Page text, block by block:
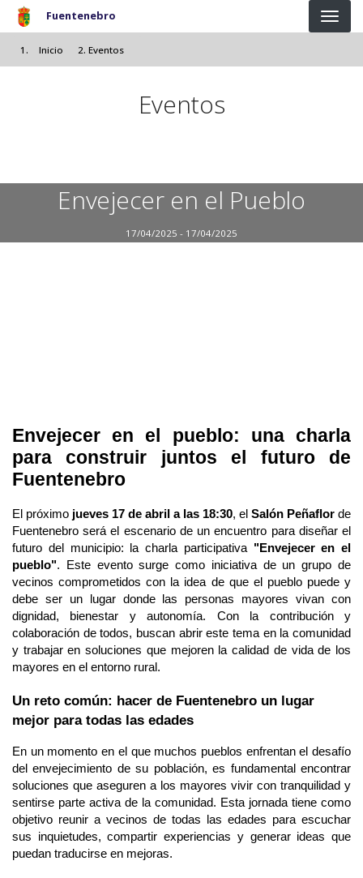
Pasar
al
contenido
principal
Fuentenebro
Inicio Eventos
Eventos
Envejecer en el Pueblo
17/04/2025 - 17/04/2025
Envejecer en el pueblo: una charla
para construir juntos el futuro de
Fuentenebro
El próximo jueves 17 de abril a las 18:30, el Salón Peñaflor de
Fuentenebro será el escenario de un encuentro para diseñar el
futuro del municipio: la charla participativa "Envejecer en el
pueblo". Este evento surge como iniciativa de un grupo de
vecinos comprometidos con la idea de que el pueblo puede y
debe ser un lugar donde las personas mayores vivan con
dignidad, bienestar y autonomía. Con la contribución y
colaboración de todos, buscan abrir este tema en la comunidad
y trabajar en soluciones que mejoren la calidad de vida de los
mayores en el entorno rural.
Un reto común: hacer de Fuentenebro un lugar
mejor para todas las edades
En un momento en el que muchos pueblos enfrentan el desafío
del envejecimiento de su población, es fundamental encontrar
soluciones que aseguren a los mayores vivir con tranquilidad y
sentirse parte activa de la comunidad. Esta jornada tiene como
objetivo reunir a vecinos de todas las edades para escuchar
sus inquietudes, compartir experiencias y generar ideas que
puedan traducirse en mejoras.